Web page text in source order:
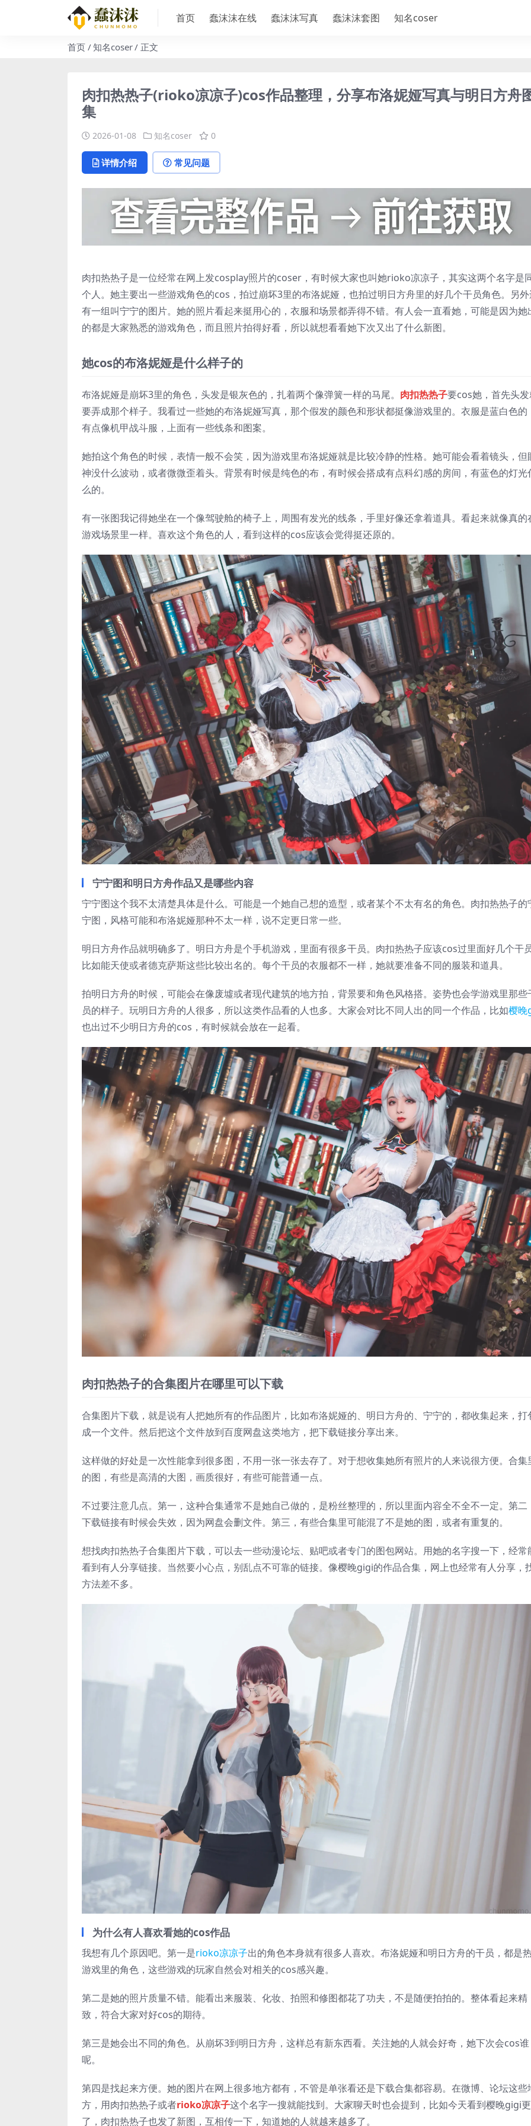
首页 蠢沫沫在线 蠢沫沫写真 蠢沫沫套图 知名coser
首页 知名coser 正文
肉扣热热子(rioko凉凉子)cos作品整理，分享布洛妮娅写真与明日方舟
集
2026-01-08 知名coser 0
详情介绍 常见问题
肉扣热热子是一位经常在网上发cosplay照片的coser，有时候大家也叫她rioko凉凉子，其实这两个名字是
个人。她主要出一些游戏角色的cos，拍过崩坏3里的布洛妮娅，也拍过明日方舟里的好几个干员角色。另
有一组叫宁宁的图片。她的照片看起来挺用心的，衣服和场景都弄得不错。有人会一直看她，可能是因为她
的都是大家熟悉的游戏角色，而且照片拍得好看，所以就想看看她下次又出了什么新图。
她cos的布洛妮娅是什么样子的
布洛妮娅是崩坏3里的角色，头发是银灰色的，扎着两个像弹簧一样的马尾。 肉扣热热子要cos她，首先头
要弄成那个样子。我看过一些她的布洛妮娅写真，那个假发的颜色和形状都挺像游戏里的。衣服是蓝白色的
有点像机甲战斗服，上面有一些线条和图案。
她拍这个角色的时候，表情一般不会笑，因为游戏里布洛妮娅就是比较冷静的性格。她可能会看着镜头，但
神没什么波动，或者微微歪着头。背景有时候是纯色的布，有时候会搭成有点科幻感的房间，有蓝色的灯光
么的。
有一张图我记得她坐在一个像驾驶舱的椅子上，周围有发光的线条，手里好像还拿着道具。看起来就像真的
游戏场景里一样。喜欢这个角色的人，看到这样的cos应该会觉得挺还原的。
宁宁图和明日方舟作品又是哪些内容
宁宁图这个我不太清楚具体是什么。可能是一个她自己想的造型，或者某个不太有名的角色。肉扣热热子的
宁图，风格可能和布洛妮娅那种不太一样，说不定更日常一些。
明日方舟作品就明确多了。明日方舟是个手机游戏，里面有很多干员。肉扣热热子应该cos过里面好几个干
比如能天使或者德克萨斯这些比较出名的。每个干员的衣服都不一样，她就要准备不同的服装和道具。
拍明日方舟的时候，可能会在像废墟或者现代建筑的地方拍，背景要和角色风格搭。姿势也会学游戏里那些
员的样子。玩明日方舟的人很多，所以这类作品看的人也多。大家会对比不同人出的同一个作品，比如樱晚
也出过不少明日方舟的cos，有时候就会放在一起看。
肉扣热热子的合集图片在哪里可以下载
合集图片下载，就是说有人把她所有的作品图片，比如布洛妮娅的、明日方舟的、宁宁的，都收集起来，打
成一个文件。然后把这个文件放到百度网盘这类地方，把下载链接分享出来。
这样做的好处是一次性能拿到很多图，不用一张一张去存了。对于想收集她所有照片的人来说很方便。合集
的图，有些是高清的大图，画质很好，有些可能普通一点。
不过要注意几点。第一，这种合集通常不是她自己做的，是粉丝整理的，所以里面内容全不全不一定。第二
下载链接有时候会失效，因为网盘会删文件。第三，有些合集里可能混了不是她的图，或者有重复的。
想找肉扣热热子合集图片下载，可以去一些动漫论坛、贴吧或者专门的图包网站。用她的名字搜一下，经常
看到有人分享链接。当然要小心点，别乱点不可靠的链接。像樱晚gigi的作品合集，网上也经常有人分享，
方法差不多。
为什么有人喜欢看她的cos作品
我想有几个原因吧。第一是rioko凉凉子出的角色本身就有很多人喜欢。布洛妮娅和明日方舟的干员，都是
游戏里的角色，这些游戏的玩家自然会对相关的cos感兴趣。
第二是她的照片质量不错。能看出来服装、化妆、拍照和修图都花了功夫，不是随便拍拍的。整体看起来精
致，符合大家对好cos的期待。
第三是她会出不同的角色。从崩坏3到明日方舟，这样总有新东西看。关注她的人就会好奇，她下次会cos谁
呢。
第四是找起来方便。她的图片在网上很多地方都有，不管是单张看还是下载合集都容易。在微博、论坛这些
方，用肉扣热热子或者rioko凉凉子这个名字一搜就能找到。大家聊天时也会提到，比如今天看到樱晚gigi
了，肉扣热热子也发了新图，互相传一下，知道她的人就越来越多了。